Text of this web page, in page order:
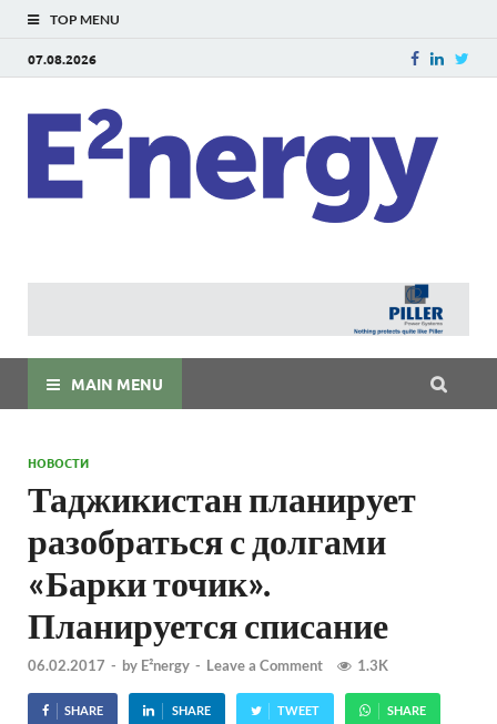
TOP MENU
07.08.2026
MAIN MENU
НОВОСТИ
Таджикистан планирует
разобраться с долгами
«Барки точик».
Планируется списание
06.02.2017 - by E²nergy - Leave a Comment 1.3K
SHARE SHARE TWEET SHARE